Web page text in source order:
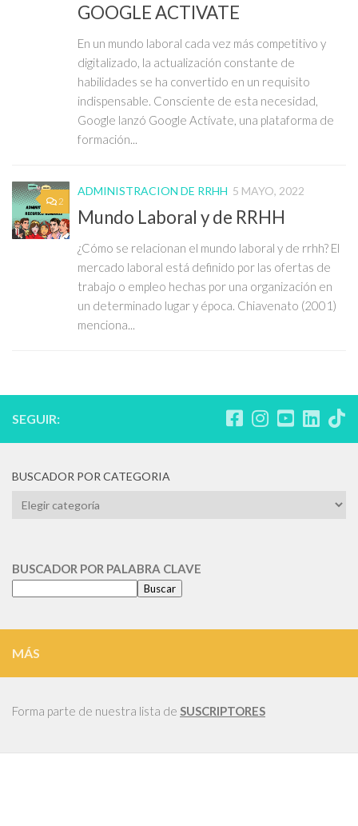
GOOGLE ACTIVATE
En un mundo laboral cada vez más competitivo y
digitalizado, la actualización constante de
habilidades se ha convertido en un requisito
indispensable. Consciente de esta necesidad,
Google lanzó Google Actívate, una plataforma de
formación...
2
ADMINISTRACION DE RRHH 5 MAYO, 2022
Mundo Laboral y de RRHH
¿Cómo se relacionan el mundo laboral y de rrhh? El
mercado laboral está definido por las ofertas de
trabajo o empleo hechas por una organización en
un determinado lugar y época. Chiavenato (2001)
menciona...
SEGUIR:
BUSCADOR POR CATEGORIA
BUSCADOR
BUSCADOR POR PALABRA CLAVE
Buscar
MÁS
Forma parte de nuestra lista de SUSCRIPTORES